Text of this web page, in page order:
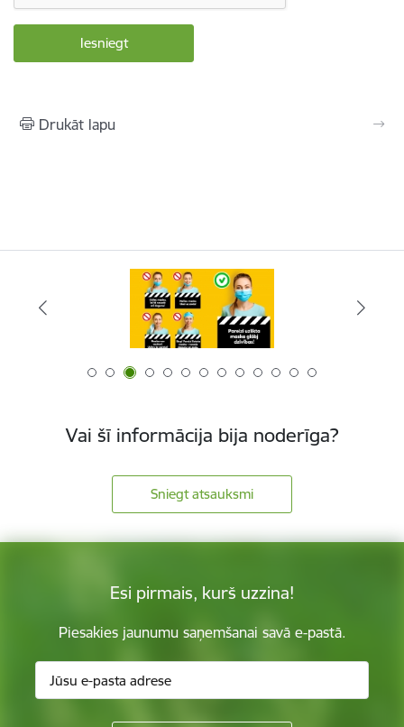
Drukāt lapu
Vai šī informācija bija noderīga?
Sniegt atsauksmi
Esi pirmais, kurš uzzina!
Piesakies jaunumu saņemšanai savā e-pastā.